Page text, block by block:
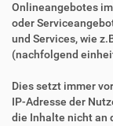
Onlineangebotes
oder
und Services, wie
(nachfolgend
Dies setzt immer
IP-Adresse der
die Inhalte nicht an